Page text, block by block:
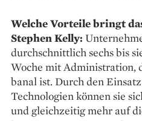
Welche Vorteile bringt
Stephen Kelly:
durchschnittlich sechs bis
Woche mit Administration,
banal ist. Durch den
Technologien können sie
und gleichzeitig mehr auf